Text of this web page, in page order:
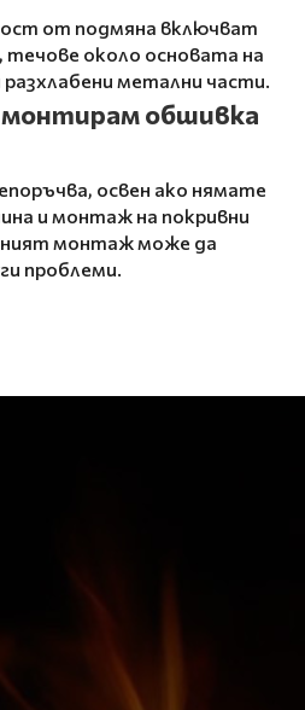
от подмяна включват
течове около основата на
метални части.
монтирам обшивка
освен ако нямате
и монтаж на покривни
монтаж може да
проблеми.